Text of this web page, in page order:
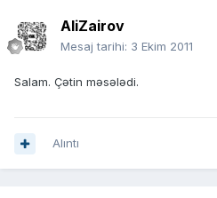
AliZairov
Mesaj tarihi: 3 Ekim 2011
Salam. Çətin məsələdi.
Alıntı